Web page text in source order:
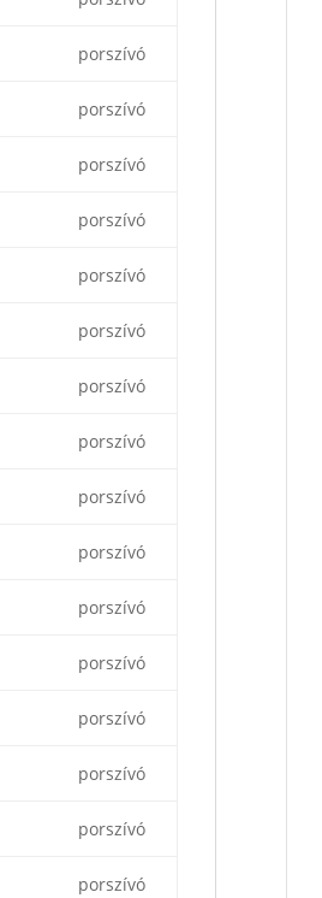
porszívó
porszívó
porszívó
porszívó
porszívó
porszívó
porszívó
porszívó
porszívó
porszívó
porszívó
porszívó
porszívó
porszívó
porszívó
porszívó